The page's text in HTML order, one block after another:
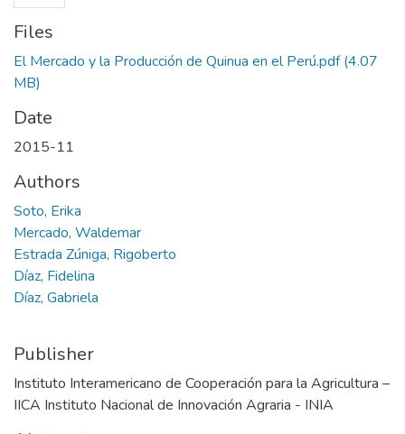
Files
El Mercado y la Producción de Quinua en el Perú.pdf(4.07
MB)
Date
2015-11
Authors
Soto, Erika
Mercado, Waldemar
Estrada Zúniga, Rigoberto
Díaz, Fidelina
Díaz, Gabriela
Publisher
Instituto Interamericano de Cooperación para la Agricultura –
IICA Instituto Nacional de Innovación Agraria - INIA